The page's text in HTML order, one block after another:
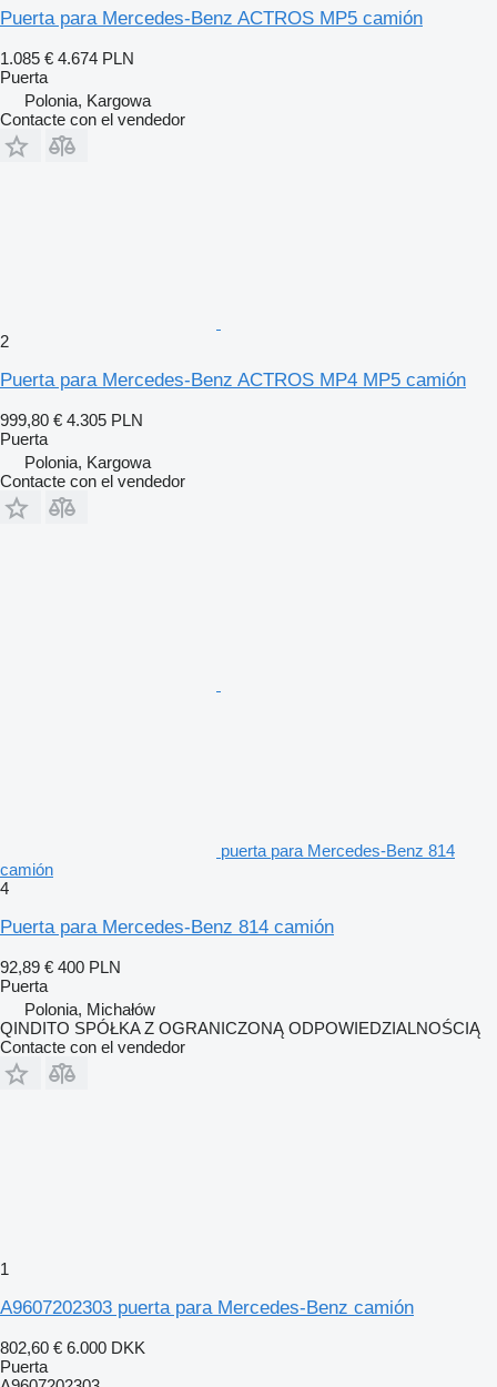
Puerta para Mercedes-Benz ACTROS MP5 camión
1.085 € 4.674 PLN
Puerta
Polonia, Kargowa
Contacte con el vendedor
2
Puerta para Mercedes-Benz ACTROS MP4 MP5 camión
999,80 € 4.305 PLN
Puerta
Polonia, Kargowa
Contacte con el vendedor
puerta para Mercedes-Benz 814
camión
4
Puerta para Mercedes-Benz 814 camión
92,89 € 400 PLN
Puerta
Polonia, Michałów
QINDITO SPÓŁKA Z OGRANICZONĄ ODPOWIEDZIALNOŚCIĄ
Contacte con el vendedor
1
A9607202303 puerta para Mercedes-Benz camión
802,60 € 6.000 DKK
Puerta